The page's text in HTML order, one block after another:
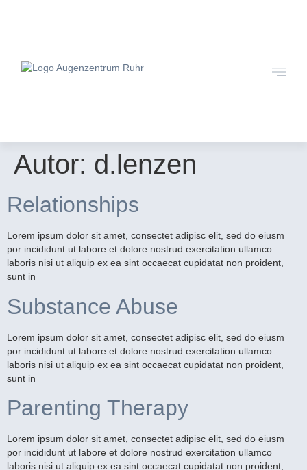
Autor: d.lenzen
Relationships
Lorem ipsum dolor sit amet, consectet adipisc elit, sed do eiusm
por incididunt ut labore et dolore nostrud exercitation ullamco
laboris nisi ut aliquip ex ea sint occaecat cupidatat non proident,
sunt in
Substance Abuse
Lorem ipsum dolor sit amet, consectet adipisc elit, sed do eiusm
por incididunt ut labore et dolore nostrud exercitation ullamco
laboris nisi ut aliquip ex ea sint occaecat cupidatat non proident,
sunt in
Parenting Therapy
Lorem ipsum dolor sit amet, consectet adipisc elit, sed do eiusm
por incididunt ut labore et dolore nostrud exercitation ullamco
laboris nisi ut aliquip ex ea sint occaecat cupidatat non proident,